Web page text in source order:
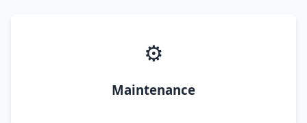
⚙️
Maintenance